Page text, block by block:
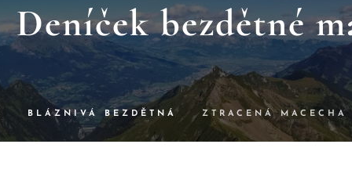
Deníček bezdětné
BLÁZNIVÁ BEZDĚTNÁ ZTRACENÁ MACECHA